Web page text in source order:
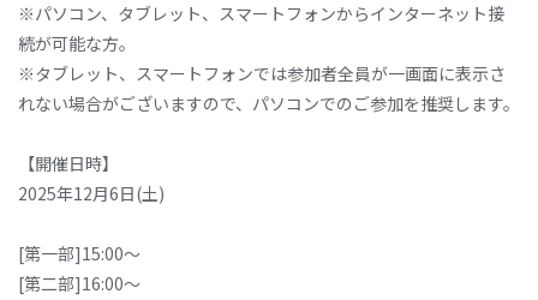
※パソコン、タブレット、スマートフォンからインターネット接
続が可能な方。
※タブレット、スマートフォンでは参加者全員が一画面に表示さ
れない場合がございますので、パソコンでのご参加を推奨します。
【開催日時】
2025年12月6日(土)
[第一部]15:00～
[第二部]16:00～